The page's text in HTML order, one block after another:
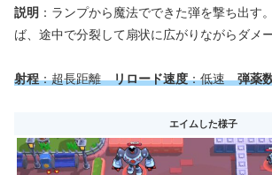
説明 ：ランプから魔法でできた弾を撃ち出す
ば、途中で分裂して扇状に広がりながらダメ
射程：超長距離リロード速度：低速弾薬
エイムした様子